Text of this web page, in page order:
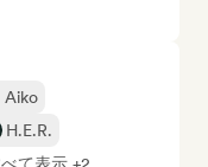
Aiko
H.E.R.